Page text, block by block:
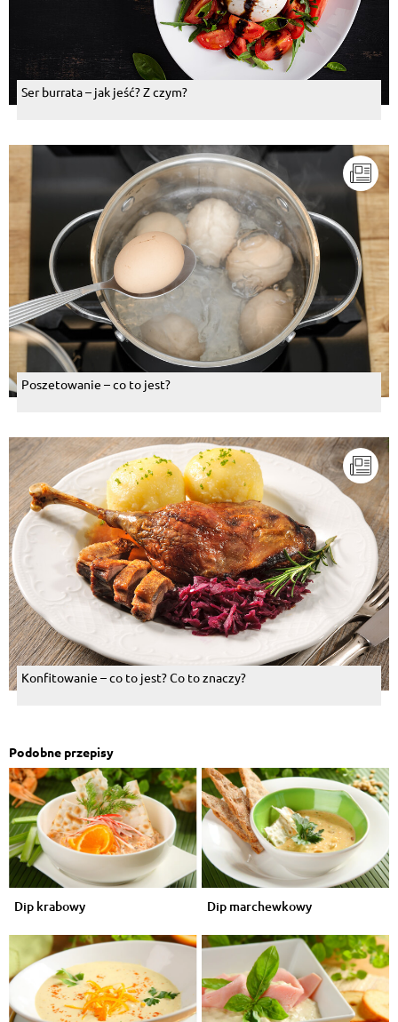
Ser burrata – jak jeść? Z czym?
Poszetowanie – co to jest?
Konfitowanie – co to jest? Co to znaczy?
Podobne przepisy
Dip krabowy Dip marchewkowy